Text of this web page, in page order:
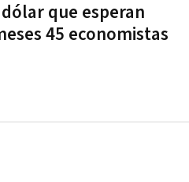
que esperan
45 economistas